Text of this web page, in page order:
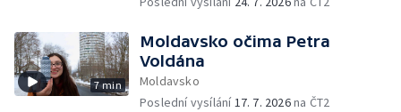
7 min
Moldavsko očima Petra
Voldána
Moldavsko
Poslední vysílání17. 7. 2026na ČT2